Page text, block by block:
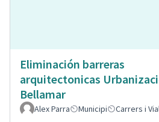
Eliminación barreras
arquitectonicas
Bellamar
Alex Parra Municipi Carrers i